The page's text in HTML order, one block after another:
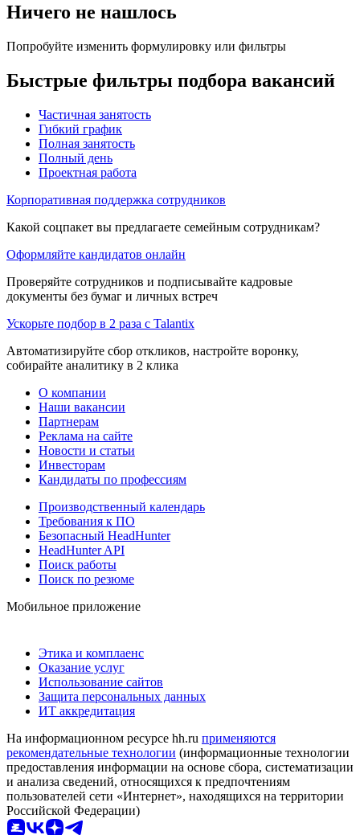
Ничего не нашлось
Попробуйте изменить формулировку или фильтры
Быстрые фильтры подбора вакансий
Частичная занятость
Гибкий график
Полная занятость
Полный день
Проектная работа
Корпоративная поддержка сотрудников
Какой соцпакет вы предлагаете семейным сотрудникам?
Оформляйте кандидатов онлайн
Проверяйте сотрудников и подписывайте кадровые
документы без бумаг и личных встреч
Ускорьте подбор в 2 раза с Talantix
Автоматизируйте сбор откликов, настройте воронку,
собирайте аналитику в 2 клика
О компании
Наши вакансии
Партнерам
Реклама на сайте
Новости и статьи
Инвесторам
Кандидаты по профессиям
Производственный календарь
Требования к ПО
Безопасный HeadHunter
HeadHunter API
Поиск работы
Поиск по резюме
Мобильное приложение
Этика и комплаенс
Оказание услуг
Использование сайтов
Защита персональных данных
ИТ аккредитация
На информационном ресурсе hh.ru применяются
рекомендательные технологии (информационные технологии
предоставления информации на основе сбора, систематизации
и анализа сведений, относящихся к предпочтениям
пользователей сети «Интернет», находящихся на территории
Российской Федерации)